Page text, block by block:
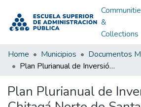
&
Collections
Home Municipios
Documentos
Plan Plurianual de Inversión Chitagá Norte de Santander 2008 - 2011: PPI Chitagá Norte de Santander 2008 - 2011
Plan Plurianual de